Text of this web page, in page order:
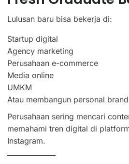
Lulusan baru bisa bekerja di:
Startup digital
Agency marketing
Perusahaan e-commerce
Media online
UMKM
Atau membangun personal
Perusahaan sering mencari
memahami tren digital di
Instagram.